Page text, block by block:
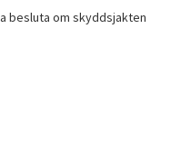
besluta om skyddsjakten